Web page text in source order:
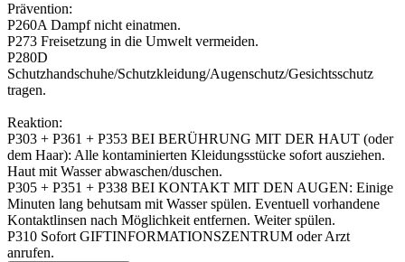
Prävention:
P260A Dampf nicht einatmen.
P273 Freisetzung in die Umwelt vermeiden.
P280D
Schutzhandschuhe/Schutzkleidung/Augenschutz/Gesichtsschutz
tragen.
Reaktion:
P303 + P361 + P353 BEI BERÜHRUNG MIT DER HAUT (oder
dem Haar): Alle kontaminierten Kleidungsstücke sofort ausziehen.
Haut mit Wasser abwaschen/duschen.
P305 + P351 + P338 BEI KONTAKT MIT DEN AUGEN: Einige
Minuten lang behutsam mit Wasser spülen. Eventuell vorhandene
Kontaktlinsen nach Möglichkeit entfernen. Weiter spülen.
P310 Sofort GIFTINFORMATIONSZENTRUM oder Arzt
anrufen.